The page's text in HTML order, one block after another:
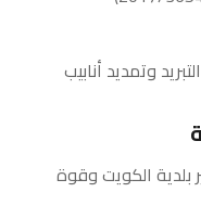
وتمديد أنابيب
بلدية الكويت وقوة